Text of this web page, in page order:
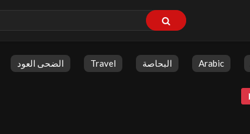
الضحى العود Travel البحاصة Arabic